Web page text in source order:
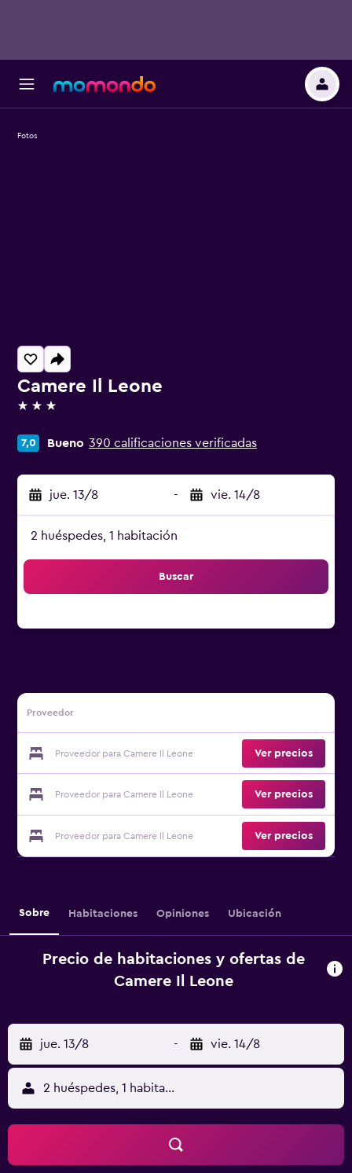
Camere Il Leone
3 estrellas
7,0 Bueno 390 calificaciones verificadas
jue. 13/8 - vie. 14/8
2 huéspedes, 1 habitación
Buscar
Proveedor
Proveedor para Camere Il Leone Ver precios
Proveedor para Camere Il Leone Ver precios
Proveedor para Camere Il Leone Ver precios
Fotos
Sobre Habitaciones Opiniones Ubicación
Precio de habitaciones y ofertas de
Camere Il Leone
jue. 13/8 - vie. 14/8
2 huéspedes, 1 habitación